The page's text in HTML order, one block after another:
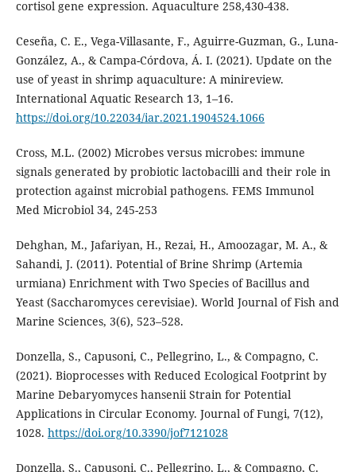
cortisol gene expression. Aquaculture 258,430-438.
Ceseña, C. E., Vega-Villasante, F., Aguirre-Guzman, G., Luna-
González, A., & Campa-Córdova, Á. I. (2021). Update on the
use of yeast in shrimp aquaculture: A minireview.
International Aquatic Research 13, 1–16.
https://doi.org/10.22034/iar.2021.1904524.1066
Cross, M.L. (2002) Microbes versus microbes: immune
signals generated by probiotic lactobacilli and their role in
protection against microbial pathogens. FEMS Immunol
Med Microbiol 34, 245-253
Dehghan, M., Jafariyan, H., Rezai, H., Amoozagar, M. A., &
Sahandi, J. (2011). Potential of Brine Shrimp (Artemia
urmiana) Enrichment with Two Species of Bacillus and
Yeast (Saccharomyces cerevisiae). World Journal of Fish and
Marine Sciences, 3(6), 523–528.
Donzella, S., Capusoni, C., Pellegrino, L., & Compagno, C.
(2021). Bioprocesses with Reduced Ecological Footprint by
Marine Debaryomyces hansenii Strain for Potential
Applications in Circular Economy. Journal of Fungi, 7(12),
1028. https://doi.org/10.3390/jof7121028
Donzella, S., Capusoni, C., Pellegrino, L., & Compagno, C.